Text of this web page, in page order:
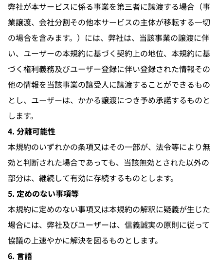
弊社が本サービスに係る事業を第三者に譲渡する場合（事
業譲渡、会社分割その他本サービスの主体が移転する一切
の場合を含みます。）には、弊社は、当該事業の譲渡に伴
い、ユーザーの本規約に基づく契約上の地位、本規約に基
づく権利義務及びユーザー登録に伴い登録された情報その
他の情報を当該事業の譲受人に譲渡することができるもの
とし、ユーザーは、かかる譲渡につき予め承諾するものと
します。
4. 分離可能性
本規約のいずれかの条項又はその一部が、法令等により無
効と判断された場合であっても、当該無効とされた以外の
部分は、継続して有効に存続するものとします。
5. 定めのない事項等
本規約に定めのない事項又は本規約の解釈に疑義が生じた
場合には、弊社及びユーザーは、信義誠実の原則に従って
協議の上速やかに解決を図るものとします。
6. 言語